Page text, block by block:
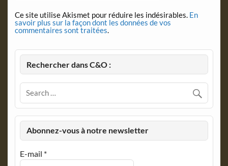
Ce site utilise Akismet pour réduire les indésirables. En
savoir plus sur la façon dont les données de vos
commentaires sont traitées.
Rechercher dans C&O :
Abonnez-vous à notre newsletter
E-mail *